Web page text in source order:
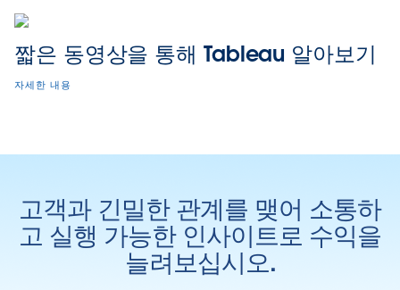
짧은 동영상을 통해 Tableau 알아보기
자세한 내용
고객과 긴밀한 관계를 맺어 소통하
고 실행 가능한 인사이트로 수익을
늘려보십시오.